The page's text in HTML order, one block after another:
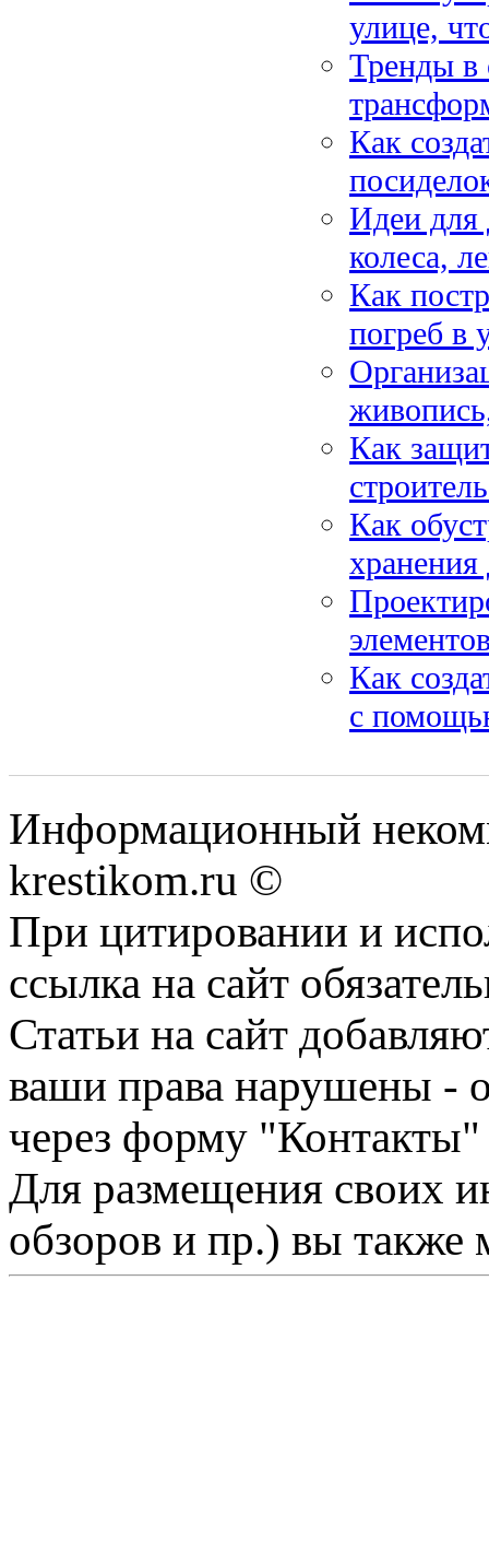
улице,
Тренды в
Как
Идеи для
колеса,
Как
погреб в
Как
Как
Как
с
Информационный
krestikom.ru ©
При цитировании и
ссылка на сайт
Статьи на сайт
ваши права нарушены -
через форму "Контакты"
Для размещения своих
обзоров и пр.) вы также